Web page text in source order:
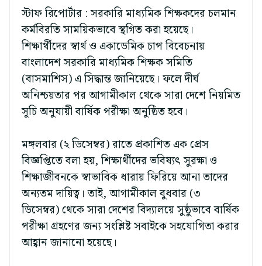
স্টাফ রিপোর্টার : সরকারি মাধ্যমিক শিক্ষকদের চলমান
কর্মবিরতি সাময়িকভাবে স্থগিত করা হয়েছে।
শিক্ষার্থীদের স্বার্থ ও একাডেমিক চাপ বিবেচনায়
বাংলাদেশ সরকারি মাধ্যমিক শিক্ষক সমিতি
(বাসমাশিস) এ সিদ্ধান্ত জানিয়েছে। ফলে দীর্ঘ
অনিশ্চয়তার পর আগামীকাল থেকে সারা দেশে নিয়মিত
সূচি অনুযায়ী বার্ষিক পরীক্ষা অনুষ্ঠিত হবে।
মঙ্গলবার (২ ডিসেম্বর) রাতে প্রকাশিত এক প্রেস
বিজ্ঞপ্তিতে বলা হয়, শিক্ষার্থীদের ভবিষ্যৎ সুরক্ষা ও
শিক্ষাজীবনকে স্বাভাবিক ধারায় ফিরিয়ে আনা তাদের
অন্যতম দায়িত্ব। তাই, আগামীকাল বুধবার (৩
ডিসেম্বর) থেকে সারা দেশের বিদ্যালয়ে সুষ্ঠুভাবে বার্ষিক
পরীক্ষা গ্রহণের জন্য সংশ্লিষ্ট সবাইকে সহযোগিতা করার
আহ্বান জানানো হয়েছে।